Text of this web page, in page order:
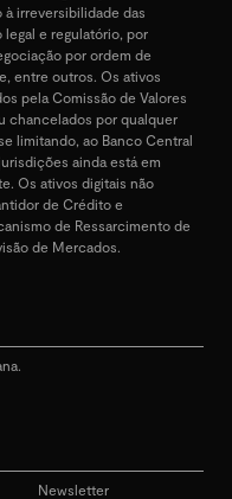
irreversibilidade das
e regulatório, por
por ordem de
entre outros. Os ativos
pela Comissão de Valores
chancelados por qualquer
limitando, ao Banco Central
ainda está em
Os ativos digitais não
de Crédito e
de Ressarcimento de
de Mercados.
Newsletter